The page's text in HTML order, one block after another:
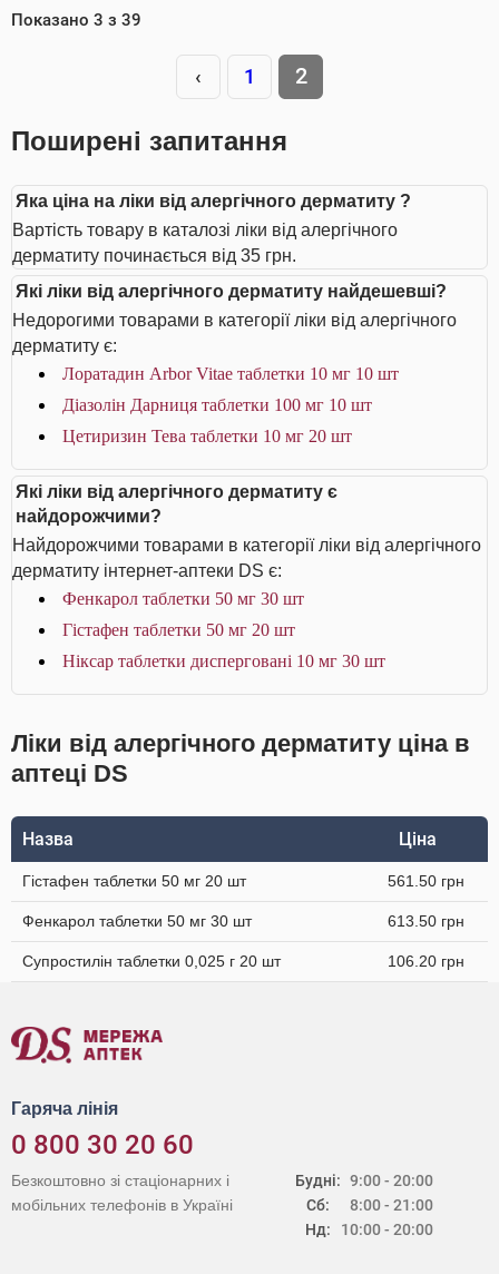
Показано 3 з 39
‹ 1 2
Поширені запитання
Яка ціна на ліки від алергічного дерматиту ?
Вартість товару в каталозі ліки від алергічного
дерматиту починається від 35 грн.
Які ліки від алергічного дерматиту найдешевші?
Недорогими товарами в категорії ліки від алергічного
дерматиту є:
Лоратадин Arbor Vitae таблетки 10 мг 10 шт
Діазолін Дарниця таблетки 100 мг 10 шт
Цетиризин Тева таблетки 10 мг 20 шт
Які ліки від алергічного дерматиту є
найдорожчими?
Найдорожчими товарами в категорії ліки від алергічного
дерматиту інтернет-аптеки DS є:
Фенкарол таблетки 50 мг 30 шт
Гістафен таблетки 50 мг 20 шт
Ніксар таблетки дисперговані 10 мг 30 шт
Ліки від алергічного дерматиту ціна в
аптеці DS
Назва Ціна
Гістафен таблетки 50 мг 20 шт 561.50 грн
Фенкарол таблетки 50 мг 30 шт 613.50 грн
Супростилін таблетки 0,025 г 20 шт 106.20 грн
Гаряча лінія
0 800 30 20 60
Будні:
Сб:
Нд:
9:00 - 20:00
8:00 - 21:00
10:00 - 20:00
Безкоштовно зі стаціонарних і
мобільних телефонів в Україні